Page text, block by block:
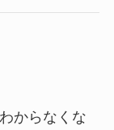
からなくな